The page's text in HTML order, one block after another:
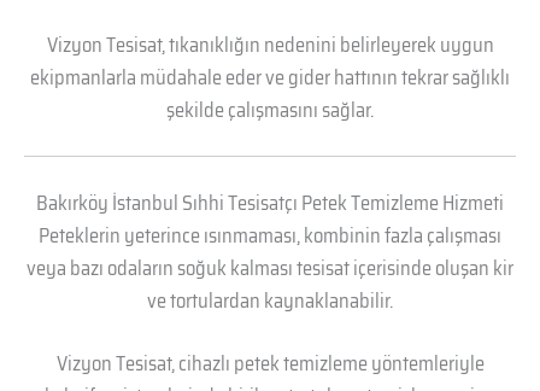
Vizyon Tesisat, tıkanıklığın nedenini belirleyerek uygun
ekipmanlarla müdahale eder ve gider hattının tekrar sağlıklı
şekilde çalışmasını sağlar.
Bakırköy İstanbul Sıhhi Tesisatçı Petek Temizleme Hizmeti
Peteklerin yeterince ısınmaması, kombinin fazla çalışması
veya bazı odaların soğuk kalması tesisat içerisinde oluşan kir
ve tortulardan kaynaklanabilir.
Vizyon Tesisat, cihazlı petek temizleme yöntemleriyle